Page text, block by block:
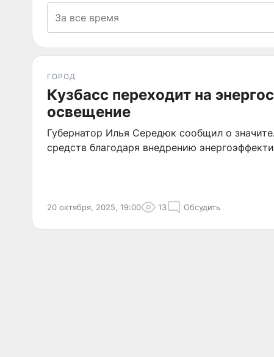
ГОРОД
Кузбасс переходит на
освещение
Губернатор Илья Середюк сообщил о
средств благодаря внедрению
20 октября, 2025, 19:00 13 Обсудить